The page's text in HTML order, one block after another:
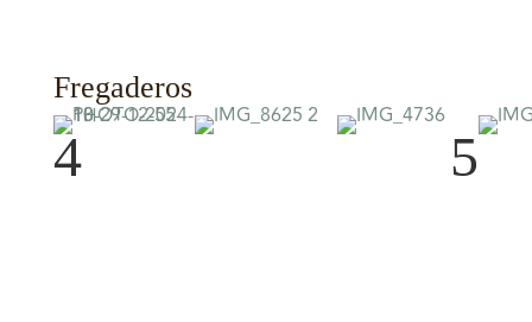
Fregaderos
4 5